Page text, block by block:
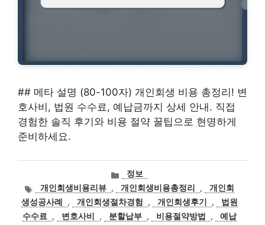
## 메타 설명 (80-100자) 개인회생 비용 총정리! 변
호사비, 법원 수수료, 예납금까지 상세 안내. 직접
경험한 솔직 후기와 비용 절약 꿀팁으로 현명하게
준비하세요.
카
테
고
리
정보
태
그
개인회생비용리뷰 , 개인회생비용총정리 ,
개인회
생성공사례
, 개인회생절차경험 , 개인회생후기 ,
법원
수수료
, 변호사비 , 분할납부 , 비용절약방법 ,
예납